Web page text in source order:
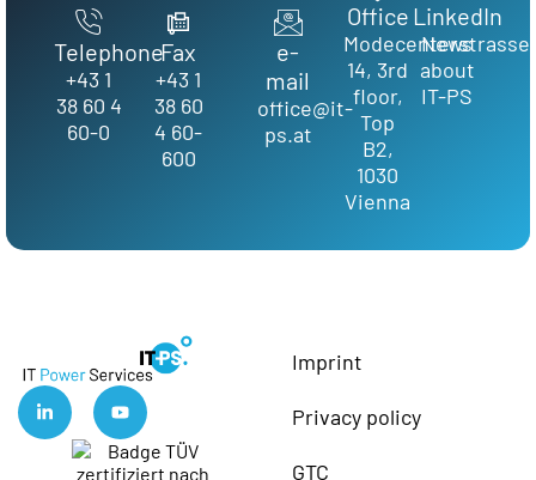
Telephone
+43 1
38 60 4
60-0
Fax
+43 1
38 60
4 60-
600
e-
mail
office@it-
ps.at
Office
Modecenterstrasse
14, 3rd
floor,
Top
B2,
1030
Vienna
LinkedIn
News
about
IT-PS
Imprint
Privacy policy
GTC